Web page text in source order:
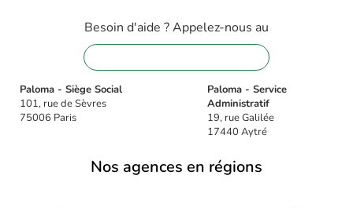
Besoin d'aide ? Appelez-nous au
Paloma - Siège Social
101, rue de Sèvres
75006 Paris
Paloma - Service
Administratif
19, rue Galilée
17440 Aytré
Nos agences en régions